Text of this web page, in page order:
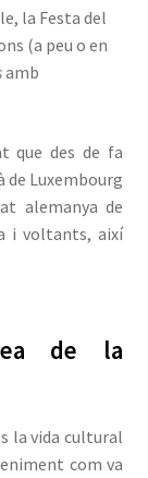
la Festa del
(a peu o en
amb
que des de fa
de Luxembourg
alemanya de
i voltants, així
de la
la vida cultural
com va